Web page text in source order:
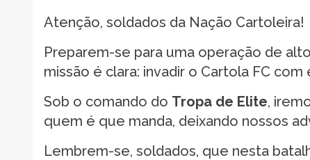
Atenção, soldados da Nação Cartoleira!
Preparem-se para uma operação de
missão é clara: invadir o Cartola FC
Sob o comando do Tropa de Elite,
quem é que manda, deixando nossos
Lembrem-se, soldados, que nesta